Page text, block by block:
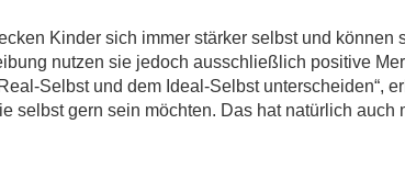
Kinder sich immer stärker selbst und können
nutzen sie jedoch ausschließlich positive
Selbst und dem Ideal-Selbst unterscheiden“,
selbst gern sein möchten. Das hat natürlich auch